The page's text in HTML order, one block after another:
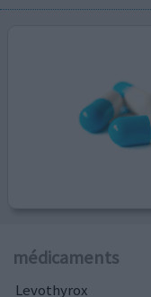
médicaments
Levothyrox